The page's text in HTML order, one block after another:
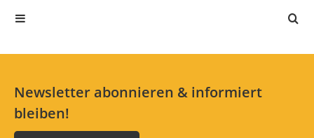
Newsletter abonnieren & informiert
bleiben!